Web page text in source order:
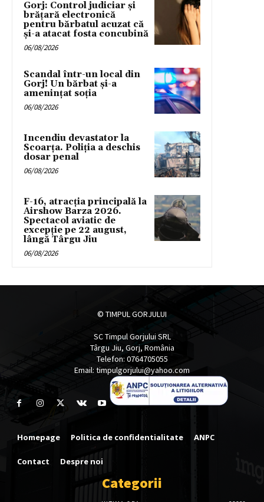
Gorj: Control judiciar și
brățară electronică
pentru bărbatul acuzat că
și-a atacat fosta concubină
06/08/2026
Scandal într-un local din
Gorj! Un bărbat și-a
amenințat soția
06/08/2026
Incendiu devastator la
Scoarța. Poliția a deschis
dosar penal
06/08/2026
F-16, atracția principală la
Airshow Barza 2026.
Spectacol aviatic de
excepție pe 22 august,
lângă Târgu Jiu
06/08/2026
© TIMPUL GORJULUI
SC Timpul Gorjului SRL
Târgu Jiu, Gorj, România
Telefon: 0764705055
Email: timpulgorjului@yahoo.com
Homepage Politica de confidentialitate ANPC
Contact Despre noi
Categorii